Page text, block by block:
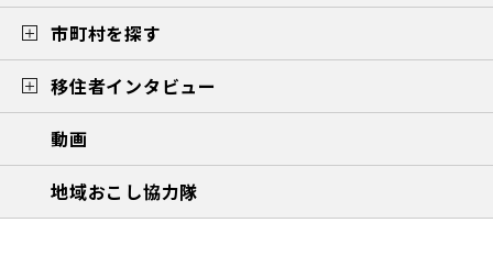
市町村を探す
移住者インタビュー
動画
地域おこし協力隊